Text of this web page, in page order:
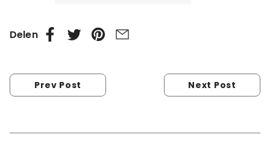
Delen
Prev Post Next Post